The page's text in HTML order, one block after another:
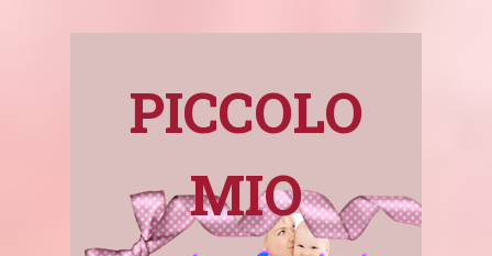
PICCOLO
MIO